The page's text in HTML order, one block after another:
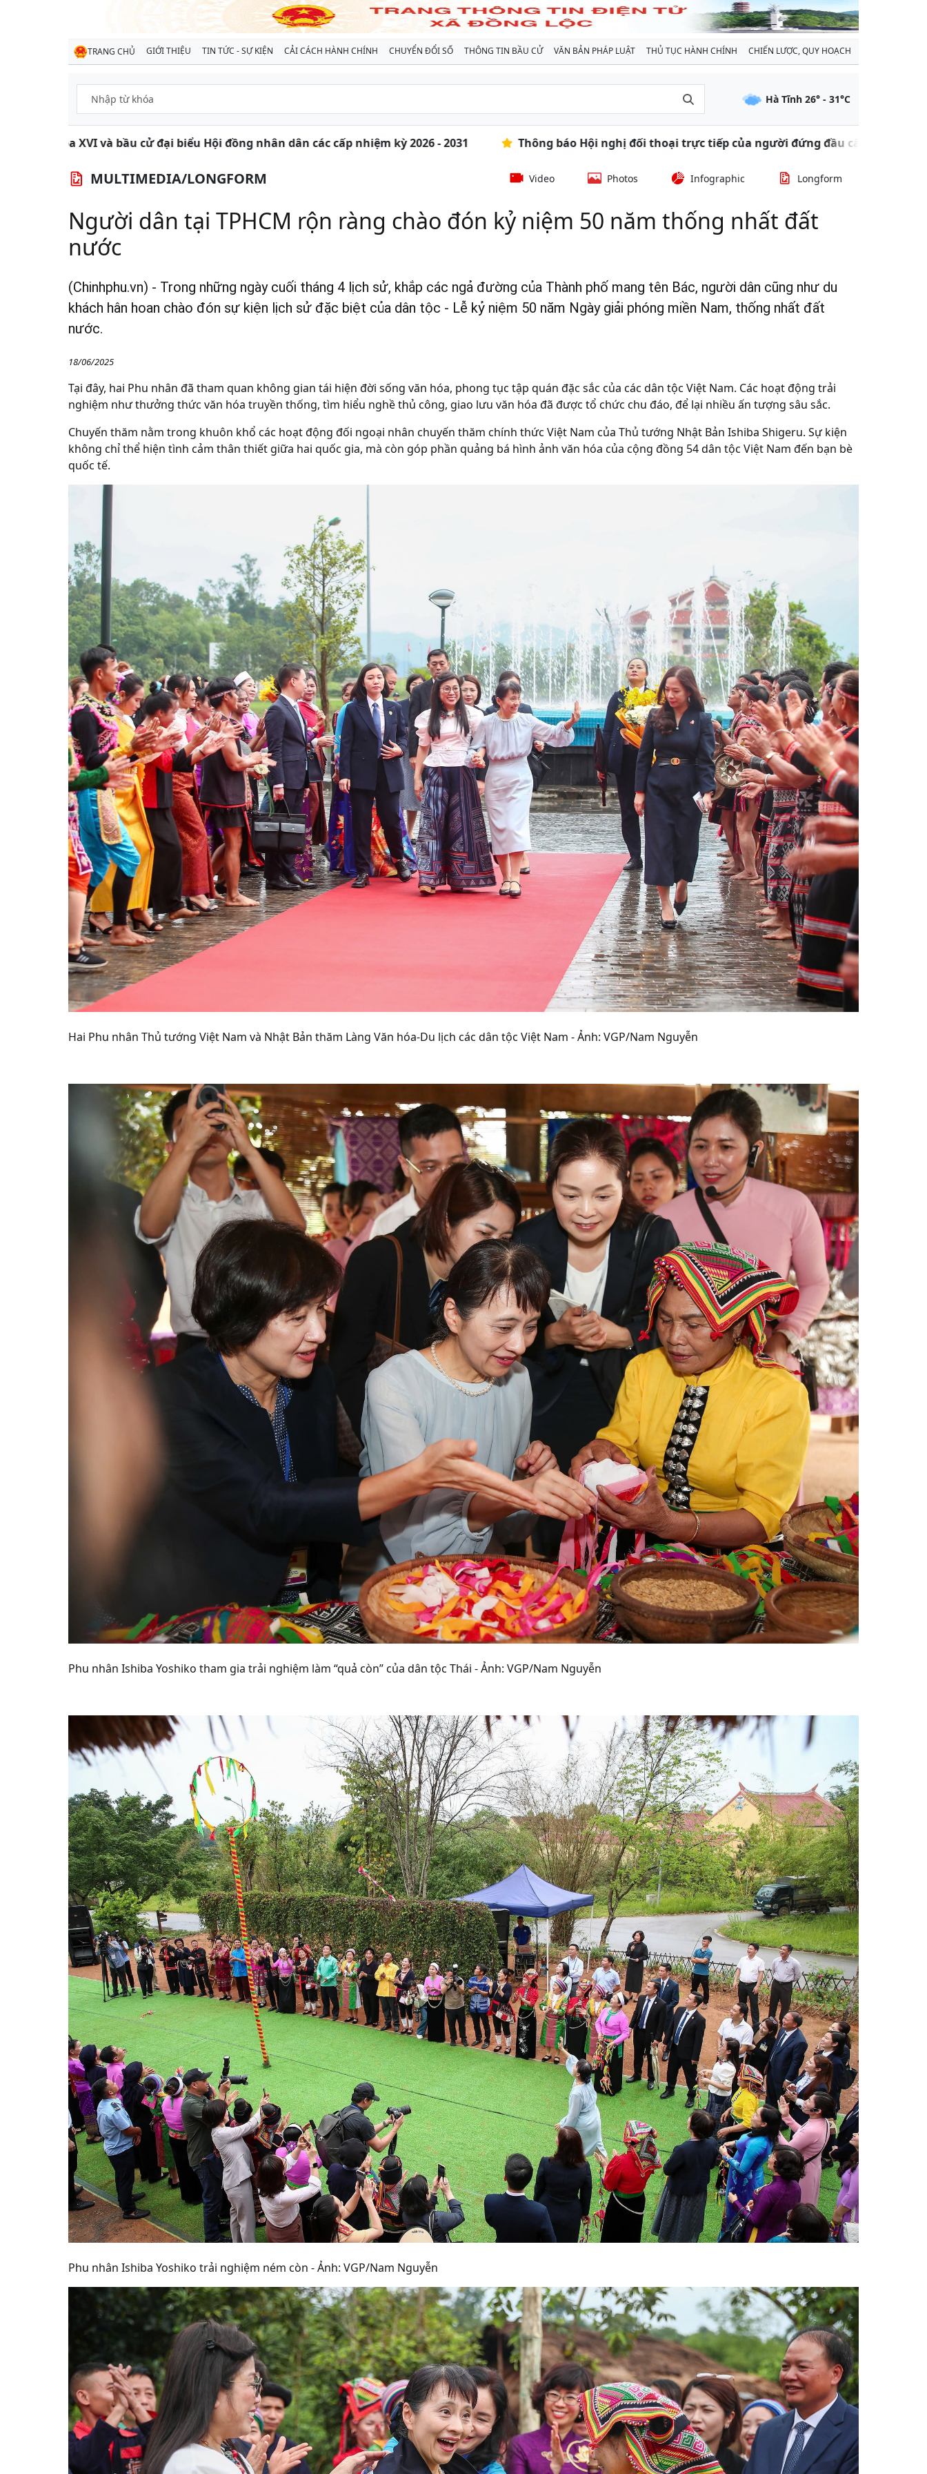
TRANG CHỦ GIỚI THIỆU TIN TỨC - SỰ KIỆN CẢI CÁCH HÀNH CHÍNH CHUYỂN ĐỔI SỐ THÔNG TIN BẦU CỬ VĂN BẢN PHÁP LUẬT THỦ TỤC HÀNH CHÍNH CHIẾN LƯỢC, QUY HOẠCH
Hà Tĩnh 26° - 31°C
bầu cử đại biểu Hội đồng nhân dân các cấp nhiệm kỳ 2026 - 2031 Thông báo Hội nghị đối thoại trực tiếp của người đứng đầu cấp uỷ, chính quyền với người
MULTIMEDIA/LONGFORM Video Photos Infographic Longform
Người dân tại TPHCM rộn ràng chào đón kỷ niệm 50 năm thống nhất đất
nước
(Chinhphu.vn) - Trong những ngày cuối tháng 4 lịch sử, khắp các ngả đường của Thành phố mang tên Bác, người dân cũng như du
khách hân hoan chào đón sự kiện lịch sử đặc biệt của dân tộc - Lễ kỷ niệm 50 năm Ngày giải phóng miền Nam, thống nhất đất
nước.
18/06/2025
Tại đây, hai Phu nhân đã tham quan không gian tái hiện đời sống văn hóa, phong tục tập quán đặc sắc của các dân tộc Việt Nam. Các hoạt động trải
nghiệm như thưởng thức văn hóa truyền thống, tìm hiểu nghề thủ công, giao lưu văn hóa đã được tổ chức chu đáo, để lại nhiều ấn tượng sâu sắc.
Chuyến thăm nằm trong khuôn khổ các hoạt động đối ngoại nhân chuyến thăm chính thức Việt Nam của Thủ tướng Nhật Bản Ishiba Shigeru. Sự kiện
không chỉ thể hiện tình cảm thân thiết giữa hai quốc gia, mà còn góp phần quảng bá hình ảnh văn hóa của cộng đồng 54 dân tộc Việt Nam đến bạn bè
quốc tế.
Hai Phu nhân Thủ tướng Việt Nam và Nhật Bản thăm Làng Văn hóa-Du lịch các dân tộc Việt Nam - Ảnh: VGP/Nam Nguyễn
Phu nhân Ishiba Yoshiko tham gia trải nghiệm làm “quả còn” của dân tộc Thái - Ảnh: VGP/Nam Nguyễn
Phu nhân Ishiba Yoshiko trải nghiệm ném còn - Ảnh: VGP/Nam Nguyễn